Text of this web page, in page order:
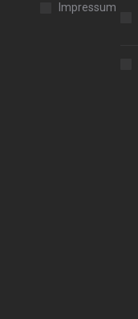
Impressum